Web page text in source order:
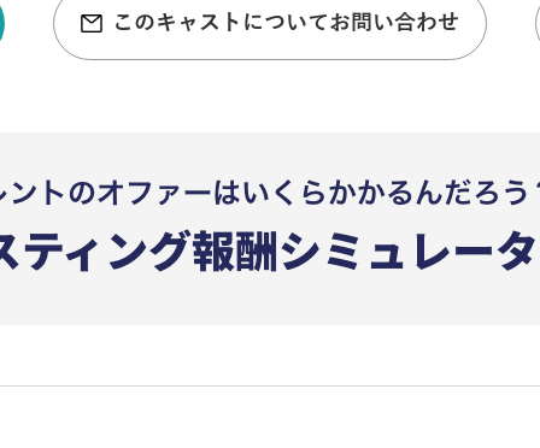
このキャストについてお問い合わせ